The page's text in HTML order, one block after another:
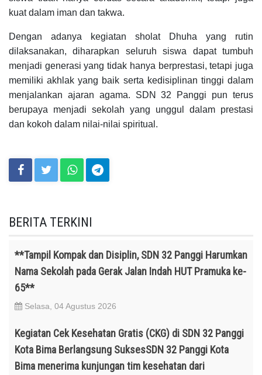
kuat dalam iman dan takwa.
Dengan adanya kegiatan sholat Dhuha yang rutin
dilaksanakan, diharapkan seluruh siswa dapat tumbuh
menjadi generasi yang tidak hanya berprestasi, tetapi juga
memiliki akhlak yang baik serta kedisiplinan tinggi dalam
menjalankan ajaran agama. SDN 32 Panggi pun terus
berupaya menjadi sekolah yang unggul dalam prestasi
dan kokoh dalam nilai-nilai spiritual.
BERITA TERKINI
**Tampil Kompak dan Disiplin, SDN 32 Panggi Harumkan
Nama Sekolah pada Gerak Jalan Indah HUT Pramuka ke-
65**
Selasa, 04 Agustus 2026
Kegiatan Cek Kesehatan Gratis (CKG) di SDN 32 Panggi
Kota Bima Berlangsung SuksesSDN 32 Panggi Kota
Bima menerima kunjungan tim kesehatan dari